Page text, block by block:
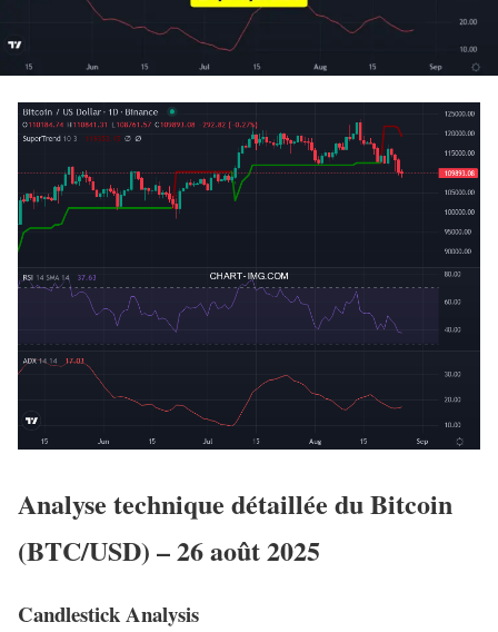
Analyse technique détaillée du Bitcoin
(BTC/USD) – 26 août 2025
Candlestick Analysis